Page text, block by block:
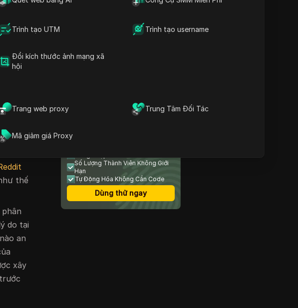
Trình tạo UTM Trình tạo username
Đổi kích thước ảnh mạng xã
hội
Trang web proxy Trung Tâm Đối Tác
Mã giảm giá Proxy
cứu
hoạt
thế
do tại
an
xây
thực sự làm gì và tại sao
nó lại quan trọng
Instagram Auto Scroll
gặp và cách khắc phục
Tự động cuộn thay đổi
thương hiệu
Rủi ro và sai lầm khi sử
dụng Instagram Auto
Scroll với nhiều tài khoản
Cách DICloak làm cho tính
năng tự động cuộn
Trình Duyệt Chống Phát
Số Lượng Thành Viên Không Giới
Hạn
Tự Động Hóa Không Cần Code
Dùng thử ngay